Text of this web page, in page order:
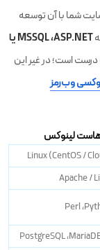
شما با آن توسعه
ASP.NET، ‏MSSQL یا
است؛ در غیر این
وب‌رمز
لینوکس
Linux (CentOS /
Apache /